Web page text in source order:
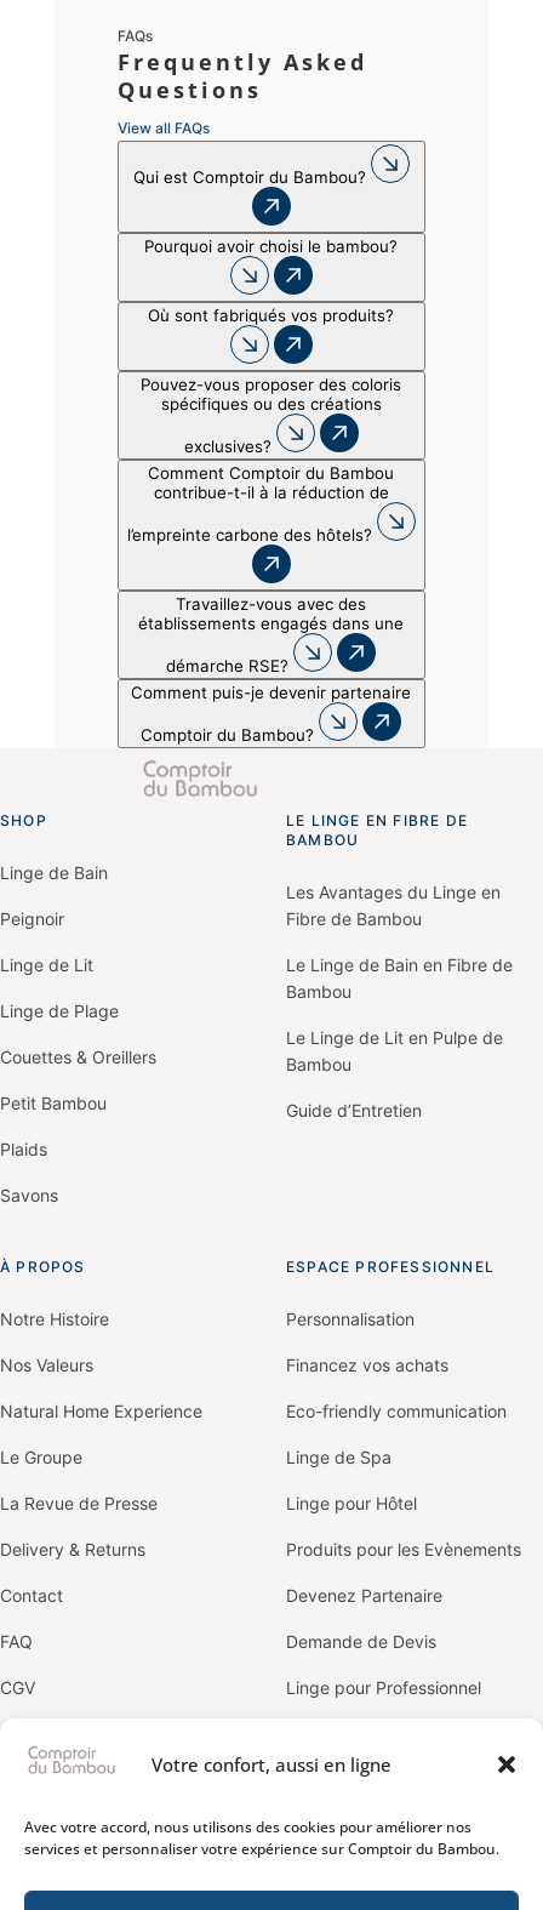
Votre confort, aussi en ligne
Avec votre accord, nous utilisons des cookies pour améliorer nos
services et personnaliser votre expérience sur Comptoir du Bambou.
FAQs
Frequently Asked
Questions
View all FAQs
Qui est Comptoir du Bambou?
Pourquoi avoir choisi le bambou?
Où sont fabriqués vos produits?
Pouvez-vous proposer des coloris
spécifiques ou des créations
exclusives?
Comment Comptoir du Bambou
contribue-t-il à la réduction de
l’empreinte carbone des hôtels?
Travaillez-vous avec des
établissements engagés dans une
démarche RSE?
Comment puis-je devenir partenaire
Comptoir du Bambou?
SHOP
Linge de Bain
Peignoir
Linge de Lit
Linge de Plage
Couettes & Oreillers
Petit Bambou
Plaids
Savons
LE LINGE EN FIBRE DE
BAMBOU
Les Avantages du Linge en
Fibre de Bambou
Le Linge de Bain en Fibre de
Bambou
Le Linge de Lit en Pulpe de
Bambou
Guide d’Entretien
À PROPOS
Notre Histoire
Nos Valeurs
Natural Home Experience
Le Groupe
La Revue de Presse
Delivery & Returns
Contact
FAQ
CGV
Politique de confidentialité
ESPACE PROFESSIONNEL
Personnalisation
Financez vos achats
Eco-friendly communication
Linge de Spa
Linge pour Hôtel
Produits pour les Evènements
Devenez Partenaire
Demande de Devis
Linge pour Professionnel
OUR BRANDS